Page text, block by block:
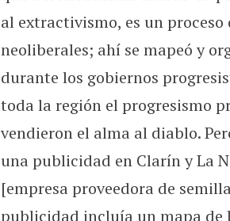
al extractivismo, es un
neoliberales; ahí se mapeó y
durante los gobiernos
toda la región el progresismo
vendieron el alma al diablo.
una publicidad en Clarín y La
[empresa proveedora de
publicidad incluía un mapa de